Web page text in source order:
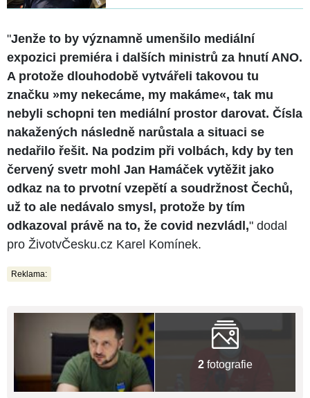
"Jenže to by významně umenšilo mediální
expozici premiéra i dalších ministrů za hnutí ANO.
A protože dlouhodobě vytvářeli takovou tu
značku »my nekecáme, my makáme«, tak mu
nebyli schopni ten mediální prostor darovat. Čísla
nakažených následně narůstala a situaci se
nedařilo řešit. Na podzim při volbách, kdy by ten
červený svetr mohl Jan Hamáček vytěžit jako
odkaz na to prvotní vzepětí a soudržnost Čechů,
už to ale nedávalo smysl, protože by tím
odkazoval právě na to, že covid nezvládl," dodal
pro ŽivotvČesku.cz Karel Komínek.
Reklama:
2 fotografie